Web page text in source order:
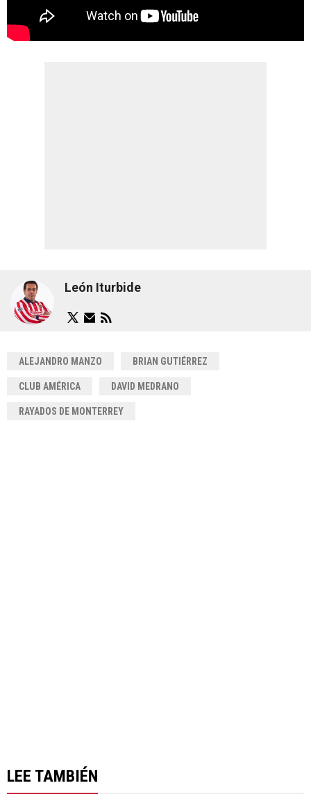
León Iturbide
ALEJANDRO MANZO BRIAN GUTIÉRREZ
CLUB AMÉRICA DAVID MEDRANO
RAYADOS DE MONTERREY
LEE TAMBIÉN